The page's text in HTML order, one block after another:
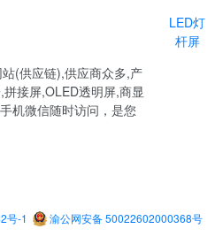
(供应链),供应商众多,产
接屏,OLED透明屏,商显
机微信随时访问，是您
LED灯
杆屏
号-1 渝公网安备 50022602000368号